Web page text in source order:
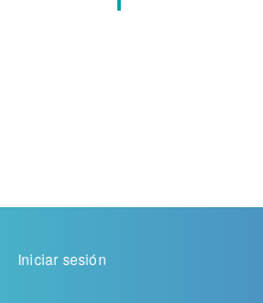
Menu
Iniciar sesión